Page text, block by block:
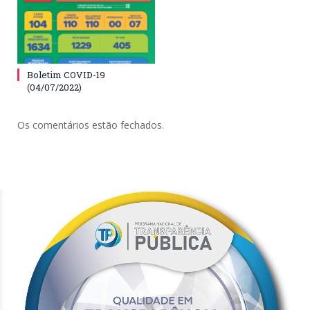
Boletim COVID-19
(04/07/2022)
Os comentários estão fechados.